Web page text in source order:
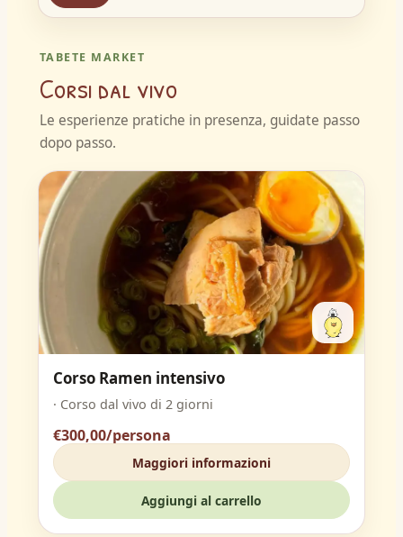
TABETE MARKET
Corsi dal vivo
Le esperienze pratiche in presenza, guidate passo
dopo passo.
Corso Ramen intensivo
· Corso dal vivo di 2 giorni
€300,00/persona
Maggiori informazioni
Aggiungi al carrello